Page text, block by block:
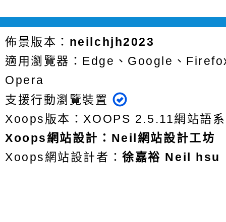
佈景版本： neilchjh2023
適用瀏覽器：Edge、Google、
Opera
支援行動瀏覽裝置
Xoops版本：XOOPS 2.5.11網站語
Xoops網站設計 ： Neil網站設計工坊
Xoops網站設計者：徐嘉裕 Neil hsu